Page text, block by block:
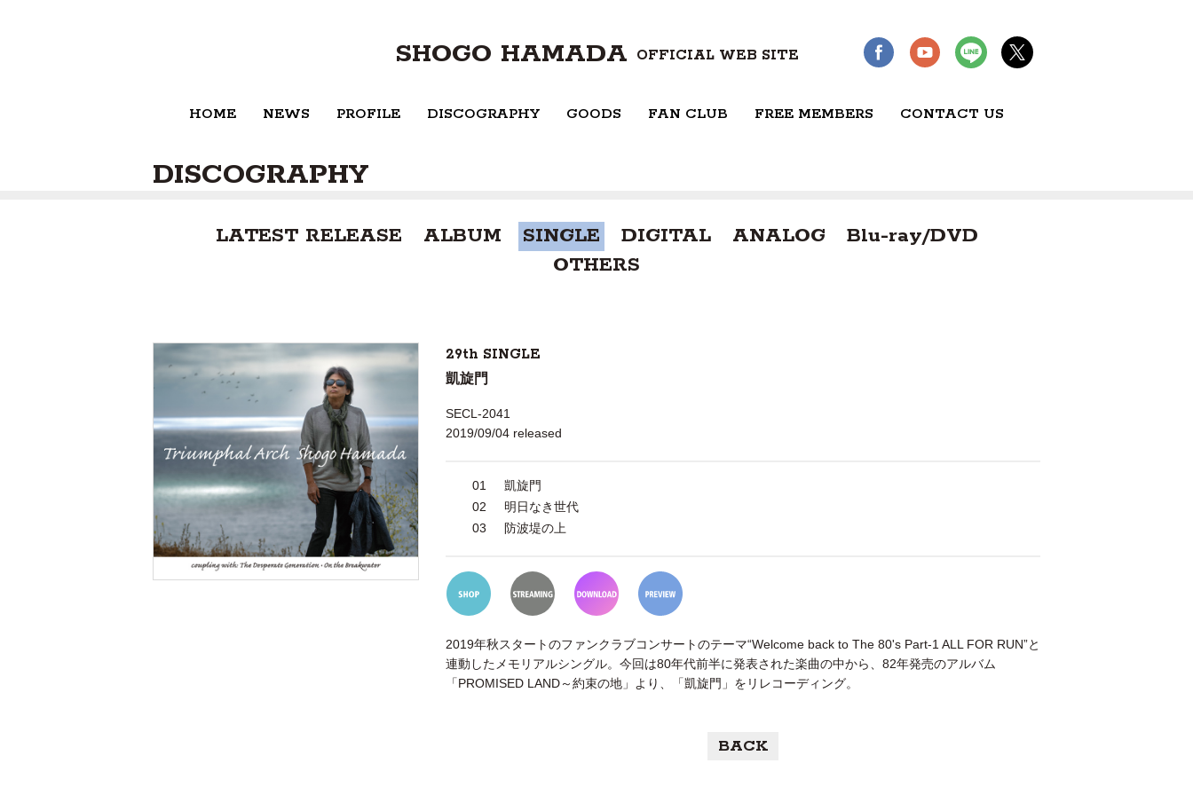
SHOGO HAMADA OFFICIAL WEB SITE
HOME NEWS PROFILE DISCOGRAPHY GOODS FAN CLUB FREE MEMBERS CONTACT US
DISCOGRAPHY
LATEST RELEASE ALBUM SINGLE DIGITAL ANALOG
Blu-ray/DVD
OTHERS
29th SINGLE
凱旋門
SECL-2041
2019/09/04 released
01
凱旋門
02
明日なき世代
03
防波堤の上
2019年秋スタートのファンクラブコンサートのテーマ“Welcome back to The 80's Part-1 ALL FOR RUN”と
連動したメモリアルシングル。今回は80年代前半に発表された楽曲の中から、82年発売のアルバム
「PROMISED LAND～約束の地」より、「凱旋門」をリレコーディング。
BACK